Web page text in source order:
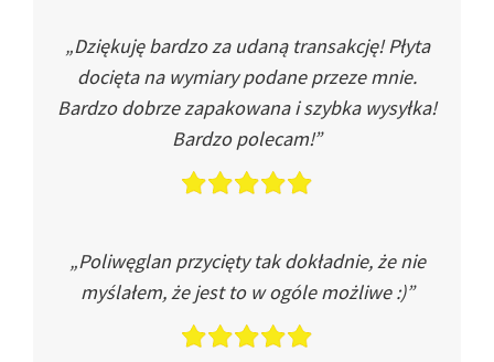
„Dziękuję bardzo za udaną transakcję! Płyta
docięta na wymiary podane przeze mnie.
Bardzo dobrze zapakowana i szybka wysyłka!
Bardzo polecam!”
„Poliwęglan przycięty tak dokładnie, że nie
myślałem, że jest to w ogóle możliwe :)”